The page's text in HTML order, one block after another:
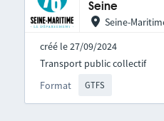
Seine
Seine-
créé le 27/09/2024
Format GTFS
Transport public collectif